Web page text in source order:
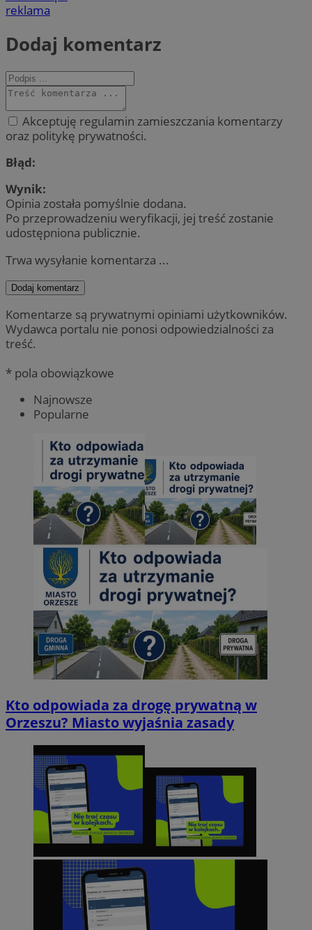
reklama
Dodaj komentarz
Akceptuję regulamin zamieszczania komentarzy
oraz politykę prywatności.
Błąd:
Wynik:
Opinia została pomyślnie dodana.
Po przeprowadzeniu weryfikacji, jej treść zostanie
udostępniona publicznie.
Trwa wysyłanie komentarza ...
Dodaj komentarz
Komentarze są prywatnymi opiniami użytkowników.
Wydawca portalu nie ponosi odpowiedzialności za
treść.
* pola obowiązkowe
Najnowsze
Popularne
Kto odpowiada za drogę prywatną w
Orzeszu? Miasto wyjaśnia zasady